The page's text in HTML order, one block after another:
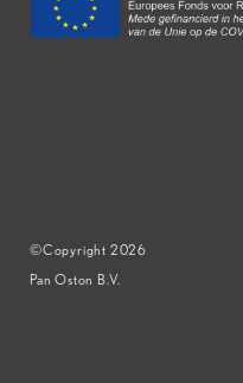
©Copyright 2026
Pan Oston B.V.